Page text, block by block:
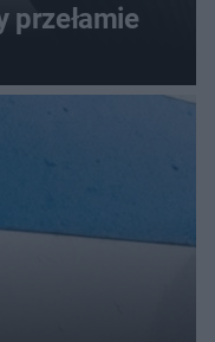
przełamie